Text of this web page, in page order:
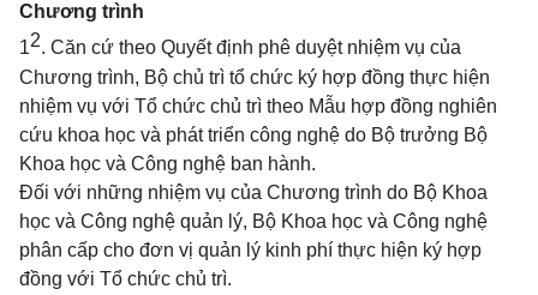
Chương trình
12. Căn cứ theo Quyết định phê duyệt nhiệm vụ của
Chương trình, Bộ chủ trì tổ chức ký hợp đồng thực hiện
nhiệm vụ với Tổ chức chủ trì theo Mẫu hợp đồng nghiên
cứu khoa học và phát triển công nghệ do Bộ trưởng Bộ
Khoa học và Công nghệ ban hành.
Đối với những nhiệm vụ của Chương trình do Bộ Khoa
học và Công nghệ quản lý, Bộ Khoa học và Công nghệ
phân cấp cho đơn vị quản lý kinh phí thực hiện ký hợp
đồng với Tổ chức chủ trì.